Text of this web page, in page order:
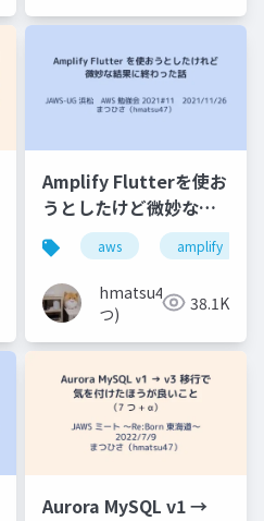
aws jaws-ug
Amplify Flutterを使お
うとしたけど微妙な結
果に終わった話
aws amplify
hmatsu47(ま
つ)
38.1K
Aurora MySQL v1 →